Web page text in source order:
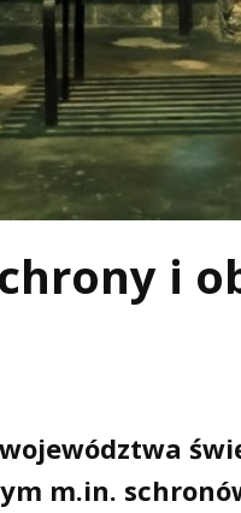
i
m.in.